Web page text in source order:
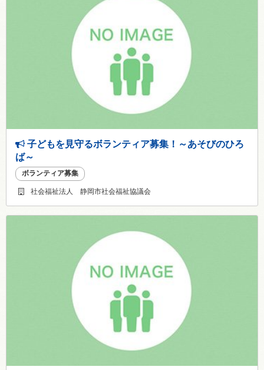
子どもを見守るボランティア募集！～あそびのひろ
ば～
ボランティア募集
社会福祉法人 静岡市社会福祉協議会